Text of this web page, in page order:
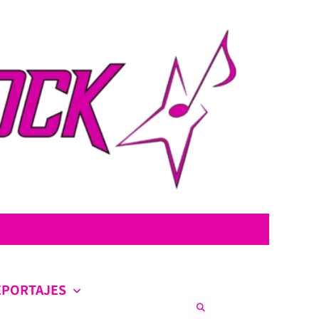
en la escena nacional e internacional.